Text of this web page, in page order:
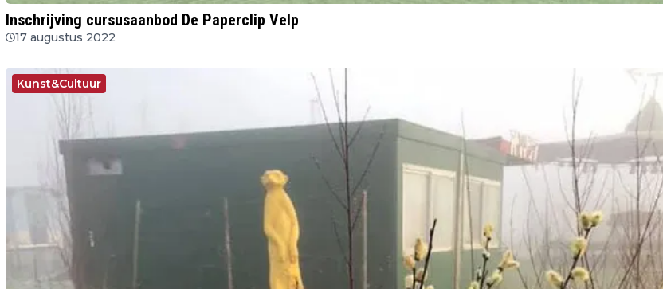
Inschrijving cursusaanbod De Paperclip Velp
17 augustus 2022
Kunst&Cultuur